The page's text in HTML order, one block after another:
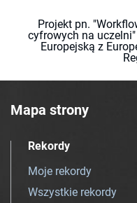
Projekt pn.
cyfrowych na
Europejską z
Mapa strony
Rekordy
Moje rekordy
Wszystkie rekordy